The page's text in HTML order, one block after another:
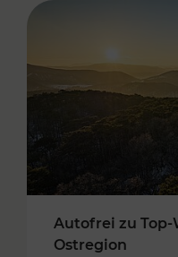
Autofrei zu
Ostregion